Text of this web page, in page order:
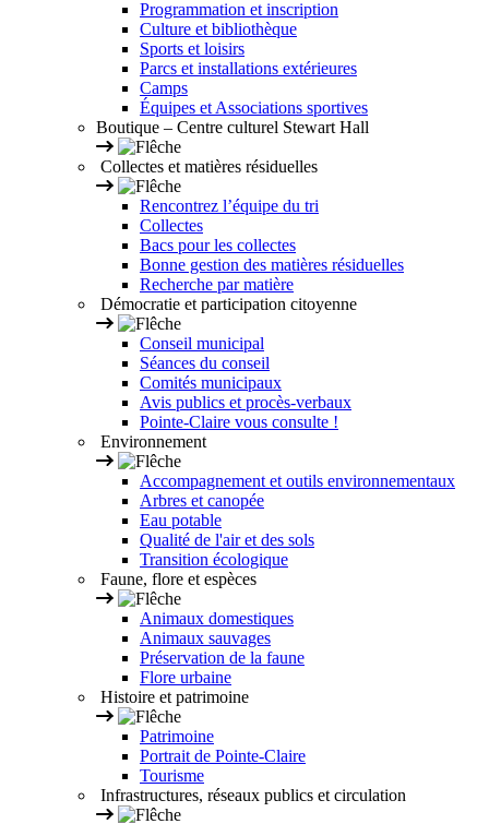
Programmation et inscription
Culture et bibliothèque
Sports et loisirs
Parcs et installations extérieures
Camps
Équipes et Associations sportives
Boutique – Centre culturel Stewart Hall
Collectes et matières résiduelles
Rencontrez l’équipe du tri
Collectes
Bacs pour les collectes
Bonne gestion des matières résiduelles
Recherche par matière
Démocratie et participation citoyenne
Conseil municipal
Séances du conseil
Comités municipaux
Avis publics et procès-verbaux
Pointe-Claire vous consulte !
Environnement
Accompagnement et outils environnementaux
Arbres et canopée
Eau potable
Qualité de l'air et des sols
Transition écologique
Faune, flore et espèces
Animaux domestiques
Animaux sauvages
Préservation de la faune
Flore urbaine
Histoire et patrimoine
Patrimoine
Portrait de Pointe-Claire
Tourisme
Infrastructures, réseaux publics et circulation